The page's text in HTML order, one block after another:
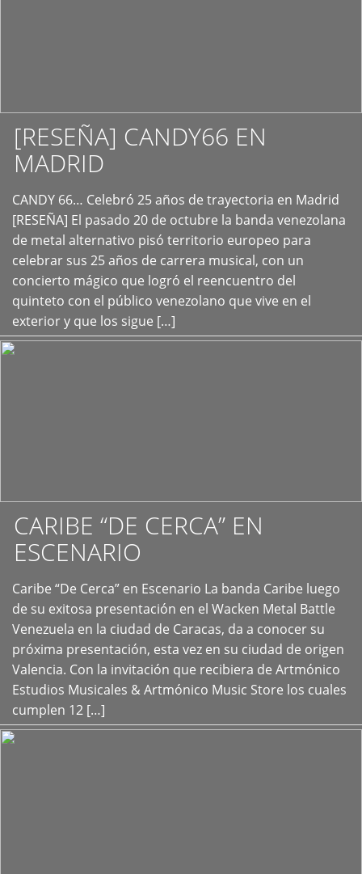
[RESEÑA] CANDY66 EN
MADRID
CANDY 66… Celebró 25 años de trayectoria en Madrid
[RESEÑA] El pasado 20 de octubre la banda venezolana
de metal alternativo pisó territorio europeo para
celebrar sus 25 años de carrera musical, con un
concierto mágico que logró el reencuentro del
quinteto con el público venezolano que vive en el
exterior y que los sigue […]
+
CARIBE “DE CERCA” EN
ESCENARIO
Caribe “De Cerca” en Escenario La banda Caribe luego
de su exitosa presentación en el Wacken Metal Battle
Venezuela en la ciudad de Caracas, da a conocer su
próxima presentación, esta vez en su ciudad de origen
Valencia. Con la invitación que recibiera de Artmónico
Estudios Musicales & Artmónico Music Store los cuales
cumplen 12 […]
+